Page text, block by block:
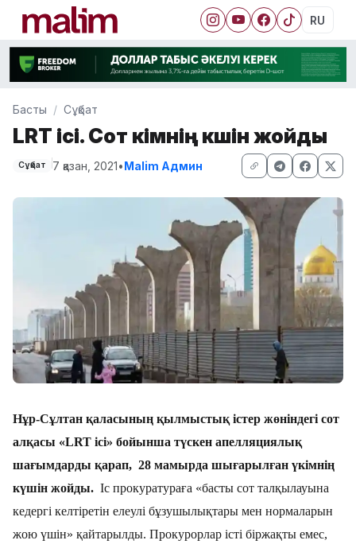
RU
Басты Сұқбат
LRT ісі. Сот үкімнің күшін жойды
Сұқбат 7 қазан, 2021•Malim Админ
Нұр-Сұлтан қаласының қылмыстық істер жөніндегі сот
алқасы «LRT ісі» бойынша түскен апелляциялық
шағымдарды қарап, 28 мамырда шығарылған үкімнің
күшін жойды. Іс прокуратураға «басты сот талқылауына
кедергі келтіретін елеулі бұзушылықтары мен нормаларын
жою үшін» қайтарылды. Прокурорлар істі біржақты емес,